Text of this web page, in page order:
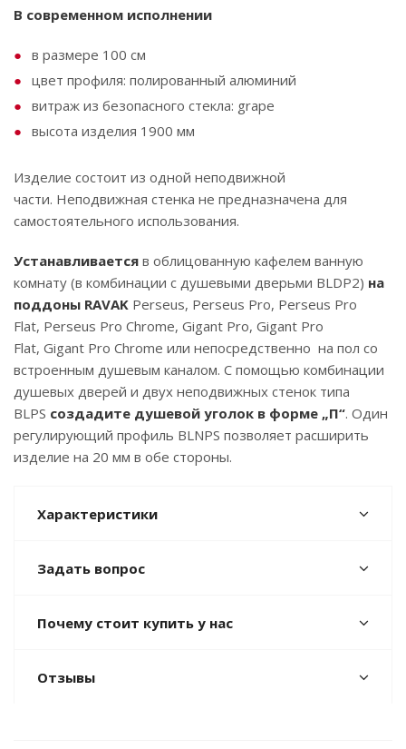
В современном исполнении
в размере 100 см
цвет профиля: полированный алюминий
витраж из безопасного стекла: grape
высота изделия 1900 мм
Изделие состоит из одной неподвижной
части. Неподвижная стенка не предназначена для
самостоятельного использования.
Устанавливается в облицованную кафелем ванную
комнату (в комбинации с душевыми дверьми BLDP2) на
поддоны RAVAK Perseus, Perseus Pro, Perseus Pro
Flat, Perseus Pro Chrome, Gigant Pro, Gigant Pro
Flat, Gigant Pro Chrome или непосредственно на пол со
встроенным душевым каналом. С помощью комбинации
душевых дверей и двух неподвижных стенок типа
BLPS создадите душевой уголок в форме „П“. Один
регулирующий профиль BLNPS позволяет расширить
изделие на 20 мм в обе стороны.
Характеристики
Задать вопрос
Почему стоит купить у нас
Отзывы